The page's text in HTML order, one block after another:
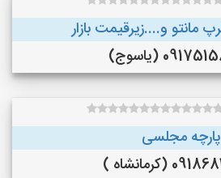
مانتو و....زیرقیمت بازار
(یاسوج)
پارچه مجلسی
(کرمانشاه )